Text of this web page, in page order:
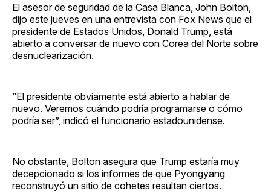
El asesor de seguridad de la Casa Blanca, John Bolton,
dijo este jueves en una entrevista con Fox News que el
presidente de Estados Unidos, Donald Trump, está
abierto a conversar de nuevo con Corea del Norte sobre
desnuclearización.
“El presidente obviamente está abierto a hablar de
nuevo. Veremos cuándo podría programarse o cómo
podría ser”, indicó el funcionario estadounidense.
No obstante, Bolton asegura que Trump estaría muy
decepcionado si los informes de que Pyongyang
reconstruyó un sitio de cohetes resultan ciertos.